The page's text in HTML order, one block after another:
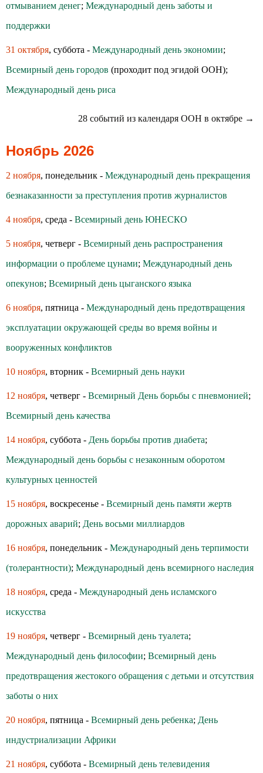
отмыванием денег; Международный день заботы и
поддержки
31 октября, суббота - Международный день экономии;
Всемирный день городов (проходит под эгидой ООН);
Международный день риса
28 событий из календаря ООН в октябре →
Ноябрь 2026
2 ноября, понедельник - Международный день прекращения
безнаказанности за преступления против журналистов
4 ноября, среда - Всемирный день ЮНЕСКО
5 ноября, четверг - Всемирный день распространения
информации о проблеме цунами; Международный день
опекунов; Всемирный день цыганского языка
6 ноября, пятница - Международный день предотвращения
эксплуатации окружающей среды во время войны и
вооруженных конфликтов
10 ноября, вторник - Всемирный день науки
12 ноября, четверг - Всемирный День борьбы с пневмонией;
Всемирный день качества
14 ноября, суббота - День борьбы против диабета;
Международный день борьбы с незаконным оборотом
культурных ценностей
15 ноября, воскресенье - Всемирный день памяти жертв
дорожных аварий; День восьми миллиардов
16 ноября, понедельник - Международный день терпимости
(толерантности); Международный день всемирного наследия
18 ноября, среда - Международный день исламского
искусства
19 ноября, четверг - Всемирный день туалета;
Международный день философии; Всемирный день
предотвращения жестокого обращения с детьми и отсутствия
заботы о них
20 ноября, пятница - Всемирный день ребенка; День
индустриализации Африки
21 ноября, суббота - Всемирный день телевидения